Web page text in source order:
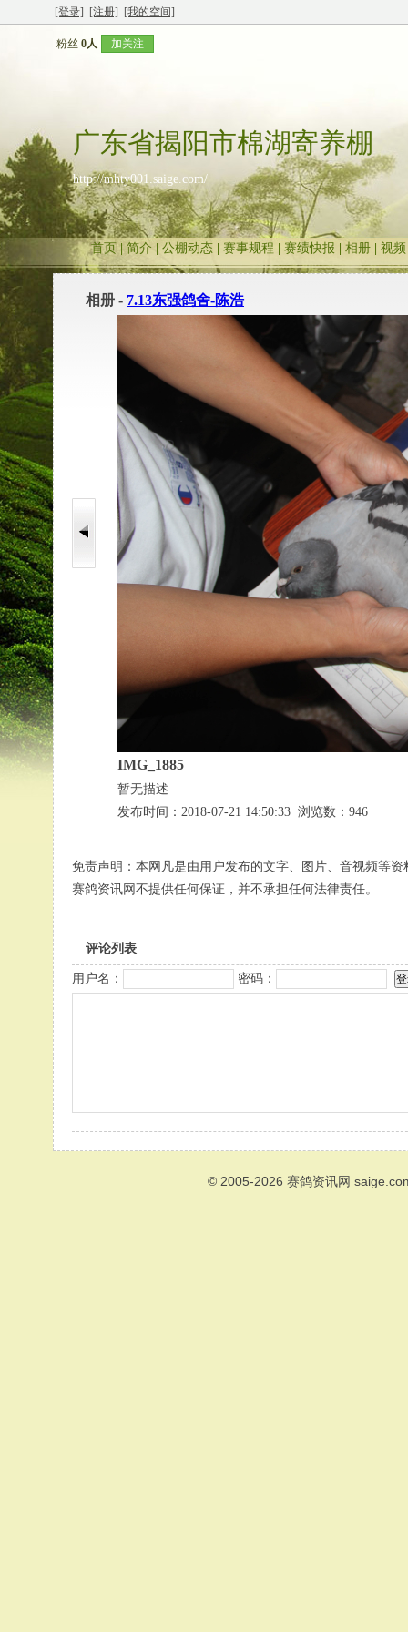
[登录] [注册] [我的空间]
粉丝 0人 加关注
广东省揭阳市棉湖寄养棚
http://mhty001.saige.com/
首页 | 简介 公棚动态 赛事规程 赛绩快报 相册 视频
相册 - 7.13东强鸽舍-陈浩
IMG_1885
暂无描述
发布时间：2018-07-21 14:50:33 浏览数：946
免责声明：本网凡是由用户发布的文字、图片、音视频等
赛鸽资讯网不提供任何保证，并不承担任何法律责任。
评论列表
用户名： 密码：
© 2005-2026 赛鸽资讯网